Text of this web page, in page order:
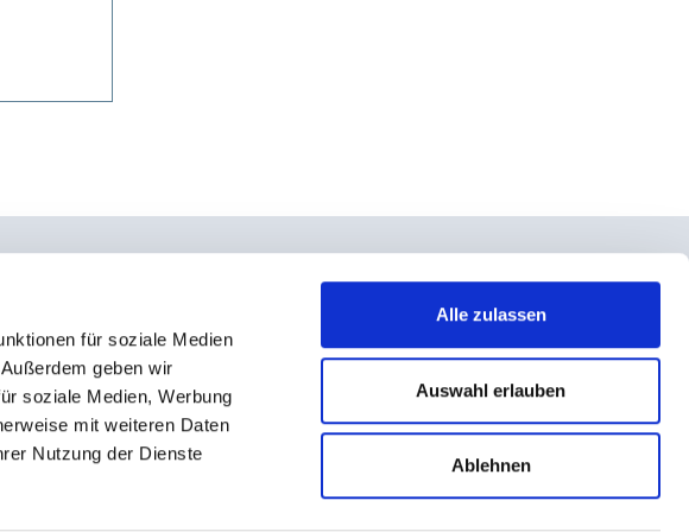
für soziale Medien
geben wir
soziale Medien, Werbung
mit weiteren Daten
Nutzung der Dienste
Alle zulassen
Auswahl erlauben
Ablehnen
Kontakt
Storno- und Teilnahmebedingungen
Impressum
Datenschutz